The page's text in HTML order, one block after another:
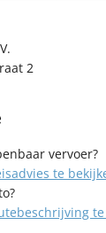
2
vervoer?
te